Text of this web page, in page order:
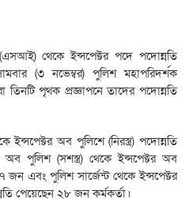
থেকে ইন্সপেক্টর পদে পদোন্নতি
(৩ নভেম্বর) পুলিশ মহাপরিদর্শক
পৃথক প্রজ্ঞাপনে তাদের পদোন্নতি
ইন্সপেক্টর অব পুলিশে (নিরস্ত্র) পদোন্নতি
পুলিশ (সশস্ত্র) থেকে ইন্সপেক্টর অব
জন এবং পুলিশ সার্জেন্ট থেকে ইন্সপেক্টর
পেয়েছেন ২৮ জন কর্মকর্তা।